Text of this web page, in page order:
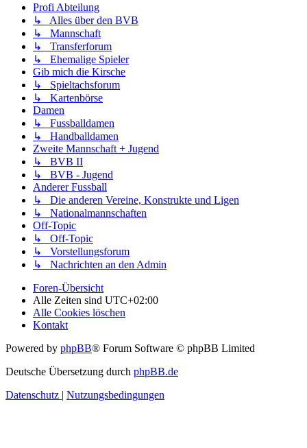
Profi Abteilung
↳ Alles über den BVB
↳ Mannschaft
↳ Transferforum
↳ Ehemalige Spieler
Gib mich die Kirsche
↳ Spieltachsforum
↳ Kartenbörse
Damen
↳ Fussballdamen
↳ Handballdamen
Zweite Mannschaft + Jugend
↳ BVB II
↳ BVB - Jugend
Anderer Fussball
↳ Die anderen Vereine, Konstrukte und Ligen
↳ Nationalmannschaften
Off-Topic
↳ Off-Topic
↳ Vorstellungsforum
↳ Nachrichten an den Admin
Foren-Übersicht
Alle Zeiten sind UTC+02:00
Alle Cookies löschen
Kontakt
Powered by phpBB® Forum Software © phpBB Limited
Deutsche Übersetzung durch phpBB.de
Datenschutz | Nutzungsbedingungen